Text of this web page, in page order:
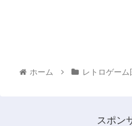
ホーム レトロゲーム
スポン